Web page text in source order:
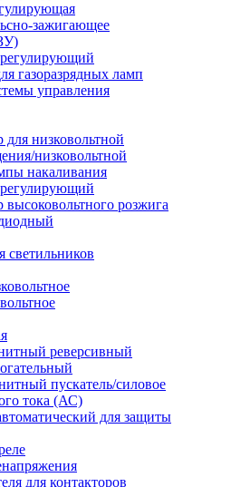
зажигающее
газоразрядных ламп
управления
для низковольтной
низковольтной
накаливания
высоковольтного розжига
светильников
реверсивный
пускатель/силовое
тока (АС)
для защиты
для контакторов